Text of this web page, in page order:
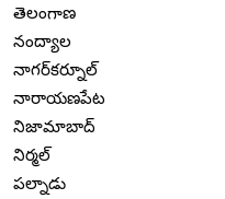
తెలంగాణ
నంద్యాల
నాగర్‌కర్నూల్
నారాయణపేట
నిజామాబాద్
నిర్మల్
పల్నాడు